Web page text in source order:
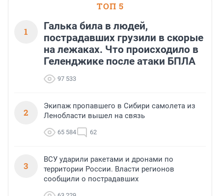
ТОП 5
1
Галька била в людей,
пострадавших грузили в скорые
на лежаках. Что происходило в
Геленджике после атаки БПЛА
97 533
2
Экипаж пропавшего в Сибири самолета из
Ленобласти вышел на связь
65 584 62
3
ВСУ ударили ракетами и дронами по
территории России. Власти регионов
сообщили о пострадавших